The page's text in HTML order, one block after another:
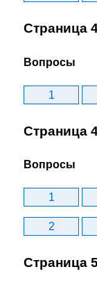
Страница
Вопросы
1
Страница
Вопросы
1
2
Страница